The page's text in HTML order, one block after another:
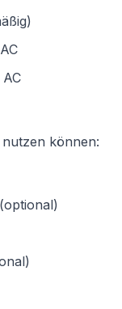
AC
können: